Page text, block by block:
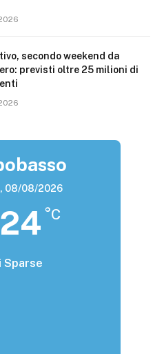
secondo weekend da
previsti oltre 25 milioni di
08/08/2026
24 °C
Sparse